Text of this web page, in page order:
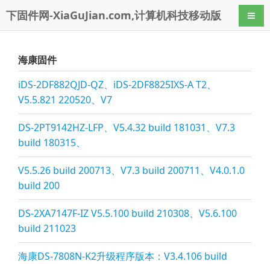
下固件网-XiaGuJian.com,计算机科技移动版 导航
海康固件
iDS-2DF882QJD-QZ、iDS-2DF8825IXS-A T2、
V5.5.821 220520、V7
DS-2PT9142HZ-LFP、V5.4.32 build 181031、V7.3
build 180315、
V5.5.26 build 200713、V7.3 build 200711、V4.0.1.0
build 200
DS-2XA7147F-IZ V5.5.100 build 210308、V5.6.100
build 211023
海康DS-7808N-K2升级程序版本：V3.4.106 build